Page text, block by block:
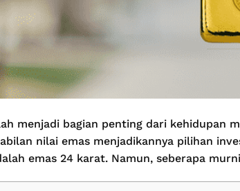
menjadi bagian penting dari kehidupan
nilai emas menjadikannya pilihan
emas 24 karat. Namun, seberapa